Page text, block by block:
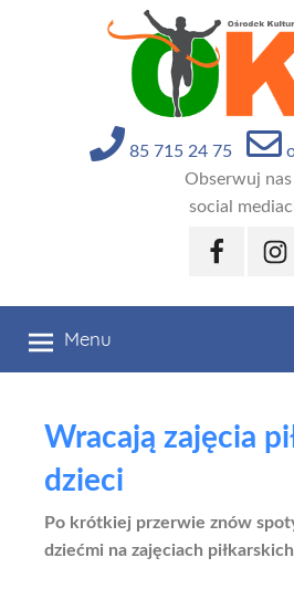
85 715 24 75
Obserwuj
social
Facebook
Menu
Wracają zajęcia
dzieci
Po krótkiej przerwie znów
dziećmi na zajęciach